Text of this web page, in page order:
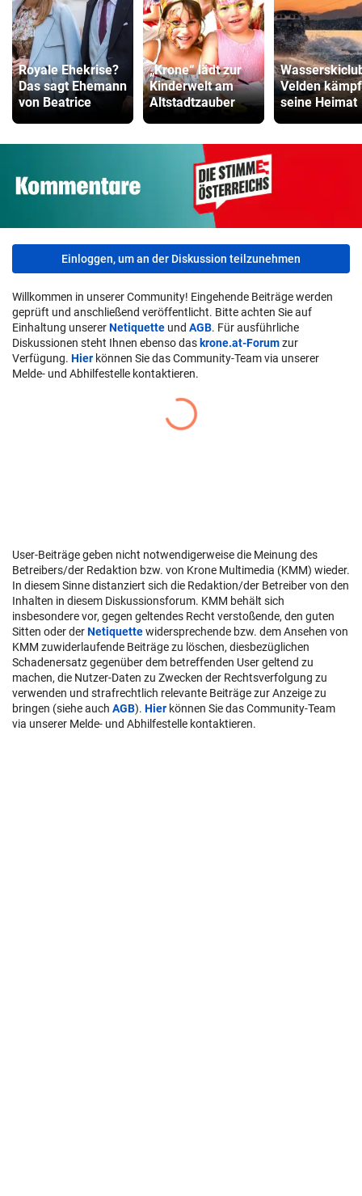
Royale Ehekrise?
Das sagt Ehemann
von Beatrice
„Krone“ lädt zur
Kinderwelt am
Altstadtzauber
Velden
seine Heimat
Einloggen, um an der Diskussion teilzunehmen
Willkommen in unserer Community! Eingehende Beiträge werden
geprüft und anschließend veröffentlicht. Bitte achten Sie auf
Einhaltung unsererNetiquette und AGB. Für ausführliche
Diskussionen steht Ihnen ebenso das krone.at-Forumzur
Verfügung. Hier können Sie das Community-Team via unserer
Melde- und Abhilfestelle kontaktieren.
User-Beiträge geben nicht notwendigerweise die Meinung des
Betreibers/der Redaktion bzw. von Krone Multimedia (KMM) wieder.
In diesem Sinne distanziert sich die Redaktion/der Betreiber von den
Inhalten in diesem Diskussionsforum. KMM behält sich
insbesondere vor, gegen geltendes Recht verstoßende, den guten
Sitten oder derNetiquettewidersprechende bzw. dem Ansehen von
KMM zuwiderlaufende Beiträge zu löschen, diesbezüglichen
Schadenersatz gegenüber dem betreffenden User geltend zu
machen, die Nutzer-Daten zu Zwecken der Rechtsverfolgung zu
verwenden und strafrechtlich relevante Beiträge zur Anzeige zu
bringen (siehe auch AGB). Hier können Sie das Community-Team
via unserer Melde- und Abhilfestelle kontaktieren.